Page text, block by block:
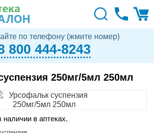
по телефону (жмите номер)
800 444-8243
250мг/5мл 250мл
наличии в аптеках.